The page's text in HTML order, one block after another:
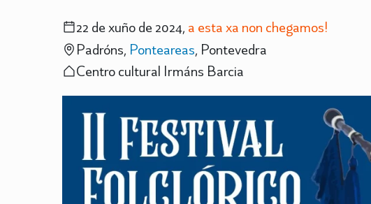
22 de xuño de 2024, a esta xa non chegamos!
Padróns, Ponteareas, Pontevedra
Centro cultural Irmáns Barcia